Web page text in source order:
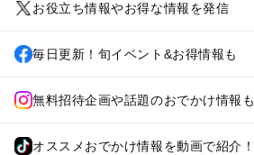
お役立ち情報やお得な情報を発信
毎日更新！旬イベント&お得情報も
無料招待企画や話題のおでかけ情報も
オススメおでかけ情報を動画で紹介！